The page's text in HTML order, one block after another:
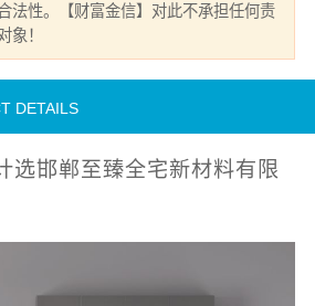
法性。【财富金信】对此不承担任何责
象！
DETAILS
选邯郸至臻全宅新材料有限